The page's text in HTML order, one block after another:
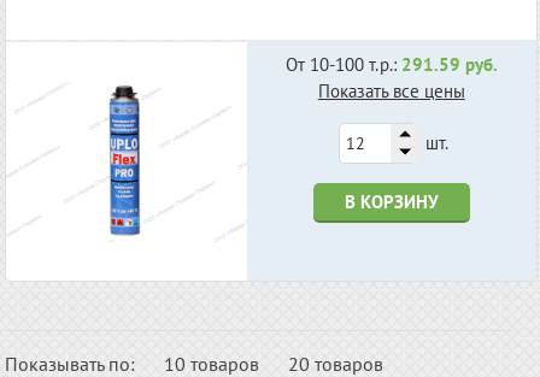
От 10-100 т.р.: 291.59 руб.
Показать все цены
шт.
В КОРЗИНУ
Показывать по: 10 товаров
20 товаров